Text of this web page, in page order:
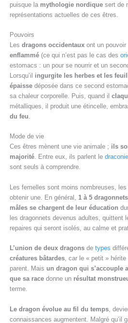
puisque la mythologie nordique sert de
représentations actuelles de ces êtres.
Pouvoirs
Les dragons occidentaux ont un
enflammé (ce qui n’est pas le cas des
estomacs : un pour se nourrir et un
Lorsqu’il ingurgite les herbes et les
épaisse déposée dans ce second
sa chaleur corporelle. Puis, quand il
métalliques, il produit une étincelle,
du feu
Mode de vie
Ces êtres mènent une vie animale ; ils
majorité. Entre eux, ils parlent le
sont seuls à comprendre.
Les femelles sont moins nombreuses,
obtenir une. En général,
1 à 5
mâles se chargent de leur éducation
les dragonnets devenus adultes, quittent
repaires qui seront isolés, au calme et
L’union de deux dragons de types
créatures bâtardes, car le « petit »
parent. Mais un dragon qui s’accouple
que sa race donne un résultat
terme.
Le dragon évolue au fil du temps ,
connaissances augmentent. Malgré qu’il